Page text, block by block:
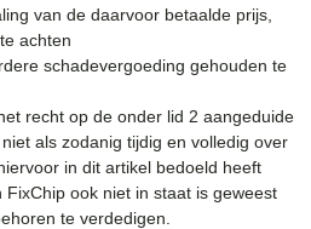
van de daarvoor betaalde prijs,
achten
schadevergoeding gehouden te
recht op de onder lid 2 aangeduide
als zodanig tijdig en volledig over
in dit artikel bedoeld heeft
ook niet in staat is geweest
te verdedigen.